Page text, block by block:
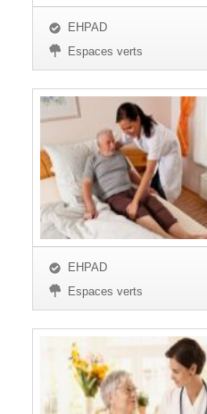
EHPAD
Espaces verts
EHPAD
Espaces verts